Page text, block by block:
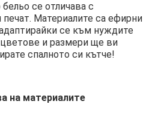
се отличава с
печат. Материалите са ефирни
се към нуждите
и размери ще ви
спалното си кътче!
на материалите